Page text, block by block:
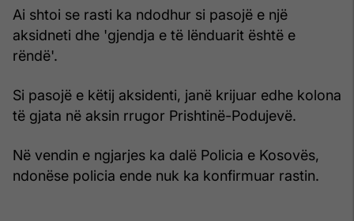
Ai shtoi se rasti ka ndodhur si pasojë e një
aksidneti dhe 'gjendja e të lënduarit është e
rëndë'.
Si pasojë e këtij aksidenti, janë krijuar edhe kolona
të gjata në aksin rrugor Prishtinë-Podujevë.
Në vendin e ngjarjes ka dalë Policia e Kosovës,
ndonëse policia ende nuk ka konfirmuar rastin.